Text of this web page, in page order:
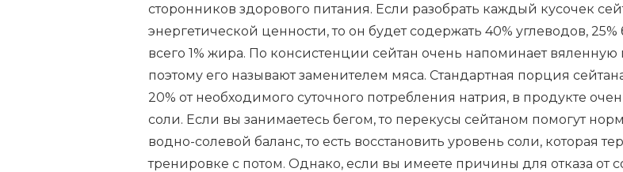
сторонников здорового питания. Если разобрать каждый кусочек
энергетической ценности, то он будет содержать 40% углеводов, 25%
всего 1% жира. По консистенции сейтан очень напоминает вяленную
поэтому его называют заменителем мяса. Стандартная порция
20% от необходимого суточного потребления натрия, в продукте
соли. Если вы занимаетесь бегом, то перекусы сейтаном помогут
водно-солевой баланс, то есть восстановить уровень соли, которая
тренировке с потом. Однако, если вы имеете причины для отказа от